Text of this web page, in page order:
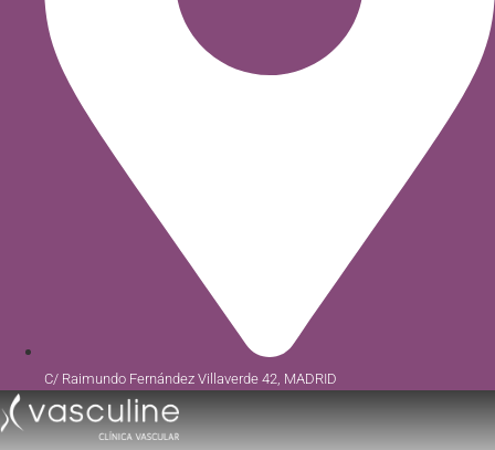
C/ Raimundo Fernández Villaverde 42, MADRID